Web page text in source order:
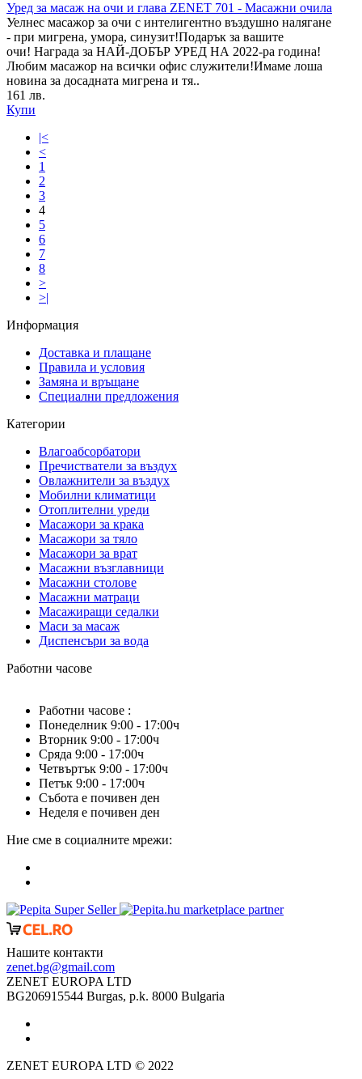
Уред за масаж на очи и глава ZENET 701 - Масажни очила
Уелнес масажор за очи с интелигентно въздушно налягане
- при мигрена, умора, синузит!Подарък за вашите
очи! Награда за НАЙ-ДОБЪР УРЕД НА 2022-ра година!
Любим масажор на всички офис служители!Имаме лоша
новина за досадната мигрена и тя..
161 лв.
Купи
|<
<
1
2
3
4
5
6
7
8
>
>|
Информация
Доставка и плащане
Правила и условия
Замяна и връщане
Специални предложения
Категории
Влагоабсорбатори
Пречистватели за въздух
Овлажнители за въздух
Мобилни климатици
Отоплителни уреди
Масажори за крака
Масажори за тяло
Масажори за врат
Масажни възглавници
Масажни столове
Mасажни матраци
Масажиращи седалки
Маси за масаж
Диспенсъри за вода
Работни часове
Работни часове :
Понеделник 9:00 - 17:00ч
Вторник 9:00 - 17:00ч
Сряда 9:00 - 17:00ч
Четвъртък 9:00 - 17:00ч
Петък 9:00 - 17:00ч
Събота е почивен ден
Неделя е почивен ден
Ние сме в социалните мрежи:
marketplace partner
Нашите контакти
zenet.bg@gmail.com
ZENET EUROPA LTD
BG206915544 Burgas, p.k. 8000 Bulgaria
ZENET EUROPA LTD © 2022